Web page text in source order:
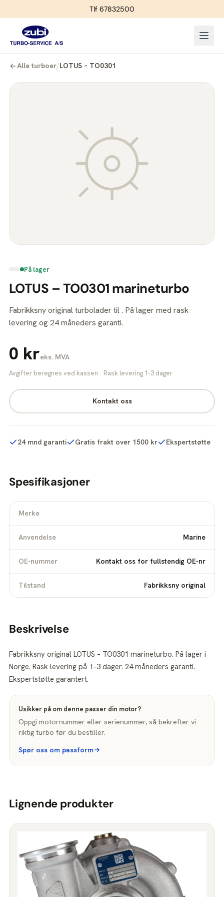
Tlf 67832500
Alle turboer/LOTUS – TO0301
På lager
LOTUS – TO0301 marineturbo
Fabrikksny original turbolader til . På lager med rask
levering og 24 måneders garanti.
0 kreks. MVA
Avgifter beregnes ved kassen · Rask levering 1–3 dager
Kontakt oss
24 mnd garanti Gratis frakt over 1500 kr Ekspertstøtte
Spesifikasjoner
Merke
Anvendelse Marine
OE-nummer Kontakt oss for fullstendig OE-nr
Tilstand Fabrikksny original
Beskrivelse
Fabrikksny original LOTUS – TO0301 marineturbo. På lager i
Norge. Rask levering på 1–3 dager. 24 måneders garanti.
Ekspertstøtte garantert.
Usikker på om denne passer din motor?
Oppgi motornummer eller serienummer, så bekrefter vi
riktig turbo før du bestiller.
Spør oss om passform
Lignende produkter